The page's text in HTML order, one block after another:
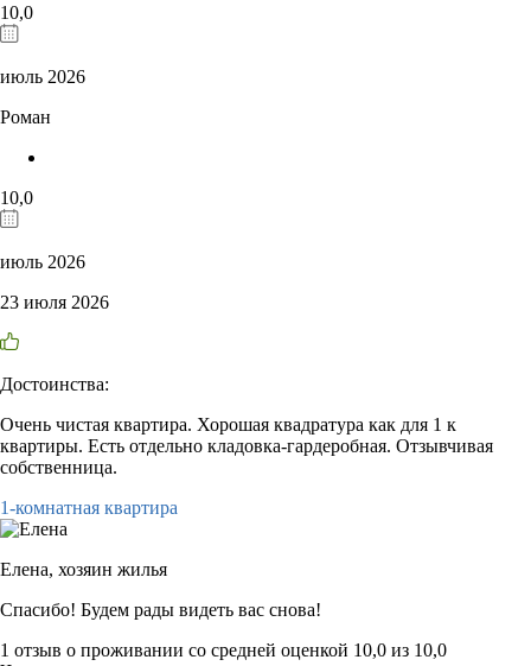
10,0
июль 2026
Роман
10,0
июль 2026
23 июля 2026
Достоинства:
Очень чистая квартира. Хорошая квадратура как для 1 к
квартиры. Есть отдельно кладовка-гардеробная. Отзывчивая
собственница.
1-комнатная квартира
Елена, хозяин жилья
Спасибо! Будем рады видеть вас снова!
1 отзыв о проживании со средней оценкой 10,0 из 10,0